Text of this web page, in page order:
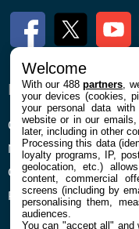
FacebookTwitter
ENTREPRISE
Qui sommes nous
Mentions légales et CGU
Confidentialité et Cookies
Préférences cookies
Welcome
With our 488partners ,
your devices (cookies,
your personal data
website or in our
later, including in other
Processing this data
loyalty programs, IP,
geolocation, etc.)
content, commercial
screens (including by
personalising them,
audiences.
You can "accept all" and